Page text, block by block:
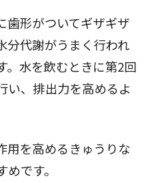
歯形がついてギザギザ
分代謝がうまく行われ
。水を飲むときに第2回
い、排出力を高めるよ
用を高めるきゅうりな
です。